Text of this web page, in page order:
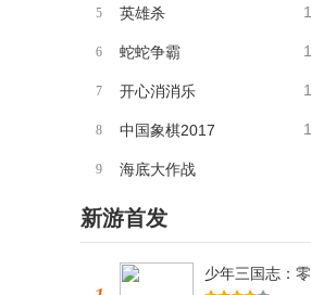
5 英雄杀
6 蛇蛇争霸
7 开心消消乐
8 中国象棋2017
9 海底大作战
新游首发
少年三国志：零